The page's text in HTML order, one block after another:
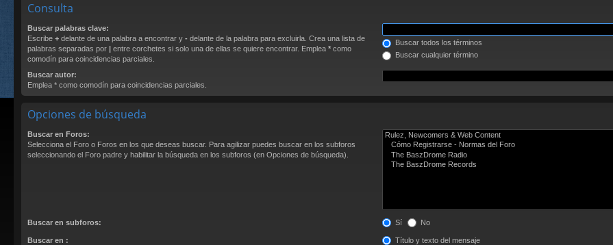
pi
do
s
Consulta
Buscar palabras clave:
Escribe + delante de una palabra a encontrar y - delante de la palabra para excluirla. Crea una lista de
palabras separadas por | entre corchetes si solo una de ellas se quiere encontrar. Emplea * como
comodín para coincidencias parciales.
Buscar todos los términos
Buscar cualquier término
Buscar autor:
Emplea * como comodín para coincidencias parciales.
Opciones de búsqueda
Buscar en Foros:
Selecciona el Foro o Foros en los que deseas buscar. Para agilizar puedes buscar en los subforos
seleccionando el Foro padre y habilitar la búsqueda en los subforos (en Opciones de búsqueda).
Buscar en subforos: Sí No
Buscar en :
Título y texto del mensaje